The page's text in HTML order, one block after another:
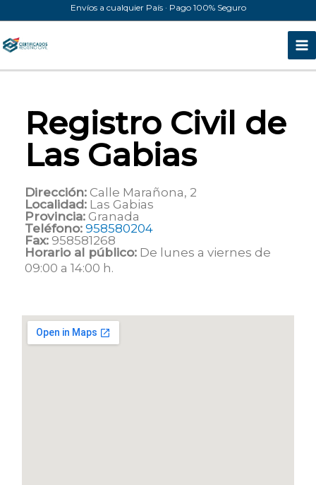
al
contenido
Envíos a cualquier País · Pago 100% Seguro
Registro Civil de
Las Gabias
Dirección: Calle Marañona, 2
Localidad: Las Gabias
Provincia: Granada
Teléfono: 958580204
Fax: 958581268
Horario al público: De lunes a viernes de
09:00 a 14:00 h.